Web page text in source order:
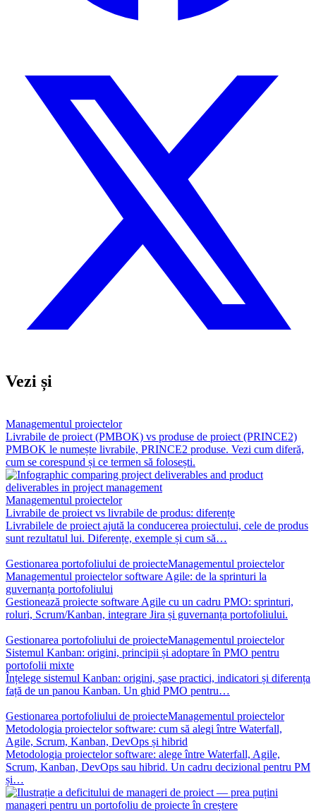
Vezi și
Managementul proiectelor
Livrabile de proiect (PMBOK) vs produse de proiect (PRINCE2)
PMBOK le numește livrabile, PRINCE2 produse. Vezi cum diferă,
cum se corespund și ce termen să folosești.
Managementul proiectelor
Livrabile de proiect vs livrabile de produs: diferențe
Livrabilele de proiect ajută la conducerea proiectului, cele de produs
sunt rezultatul lui. Diferențe, exemple și cum să…
Gestionarea portofoliului de proiecteManagementul proiectelor
Managementul proiectelor software Agile: de la sprinturi la
guvernanța portofoliului
Gestionează proiecte software Agile cu un cadru PMO: sprinturi,
roluri, Scrum/Kanban, integrare Jira și guvernanța portofoliului.
Gestionarea portofoliului de proiecteManagementul proiectelor
Sistemul Kanban: origini, principii și adoptare în PMO pentru
portofolii mixte
Înțelege sistemul Kanban: origini, șase practici, indicatori și diferența
față de un panou Kanban. Un ghid PMO pentru…
Gestionarea portofoliului de proiecteManagementul proiectelor
Metodologia proiectelor software: cum să alegi între Waterfall,
Agile, Scrum, Kanban, DevOps și hibrid
Metodologia proiectelor software: alege între Waterfall, Agile,
Scrum, Kanban, DevOps sau hibrid. Un cadru decizional pentru PM
și…